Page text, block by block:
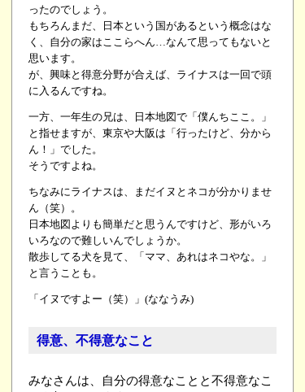
ったのでしょう。
もちろんまだ、日本という国があるという概念はな
く、自分の家はここらへん…なんて思ってもないと
思います。
が、興味と得意分野が合えば、ライナスは一回で頭
に入るんですね。
一方、一年生の兄は、日本地図で「僕んちここ。」
と指せますが、東京や大阪は「行ったけど、分から
ん！」でした。
そうですよね。
ちなみにライナスは、まだイヌとネコが分かりませ
ん（笑）。
日本地図よりも簡単だと思うんですけど、形がいろ
いろなので難しいんでしょうか。
散歩してる犬を見て、「ママ、あれはネコやな。」
と言うことも。
「イヌですよー（笑）」(ななうみ)
得意、不得意なこと
みなさんは、自分の得意なことと不得意なこ